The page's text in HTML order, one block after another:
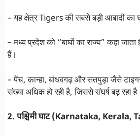
– यह क्षेत्र Tigers की सबसे बड़ी आबादी का
– मध्य प्रदेश को “बाघों का राज्य” कहा जाता
हैं।
– पेंच, कान्हा, बांधवगढ़ और सतपुड़ा जैसे
संख्या अधिक हो रही है, जिससे संघर्ष बढ़ रहा
2. पश्चिमी घाट (Karnataka, Kerala,